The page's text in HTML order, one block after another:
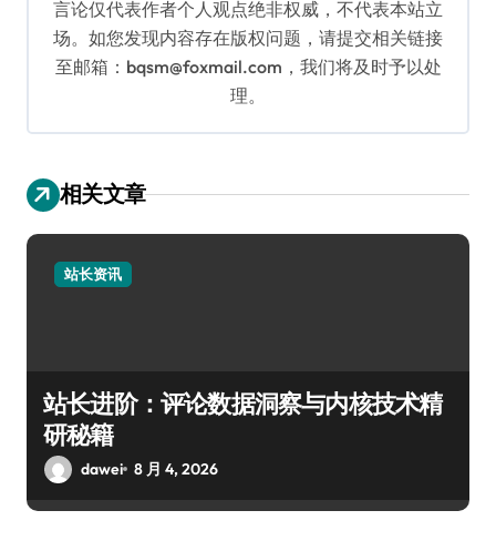
言论仅代表作者个人观点绝非权威，不代表本站立
场。如您发现内容存在版权问题，请提交相关链接
至邮箱：bqsm@foxmail.com，我们将及时予以处
理。
相关文章
站长资讯
站长进阶：评论数据洞察与内核技术精
研秘籍
dawei 8 月 4, 2026